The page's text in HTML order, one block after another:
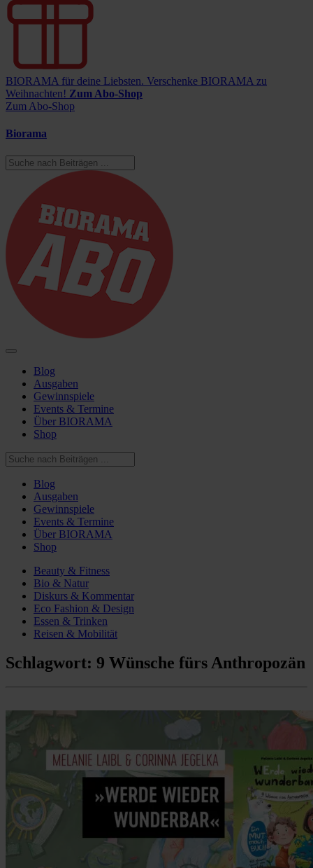
BIORAMA für deine Liebsten. Verschenke BIORAMA zu
Weihnachten! Zum Abo-Shop
Zum Abo-Shop
Biorama
Blog
Ausgaben
Gewinnspiele
Events & Termine
Über BIORAMA
Shop
Blog
Ausgaben
Gewinnspiele
Events & Termine
Über BIORAMA
Shop
Beauty & Fitness
Bio & Natur
Diskurs & Kommentar
Eco Fashion & Design
Essen & Trinken
Reisen & Mobilität
Schlagwort: 9 Wünsche fürs Anthropozän